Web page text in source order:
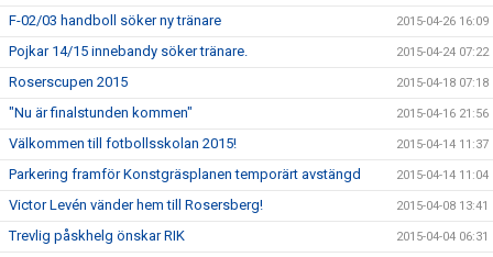
F-02/03 handboll söker ny tränare 2015-04-26 16:09
Pojkar 14/15 innebandy söker tränare. 2015-04-24 07:22
Roserscupen 2015 2015-04-18 07:18
"Nu är finalstunden kommen" 2015-04-16 21:56
Välkommen till fotbollsskolan 2015! 2015-04-14 11:37
Parkering framför Konstgräsplanen temporärt avstängd 2015-04-14 11:04
Victor Levén vänder hem till Rosersberg! 2015-04-08 13:41
Trevlig påskhelg önskar RIK 2015-04-04 06:31